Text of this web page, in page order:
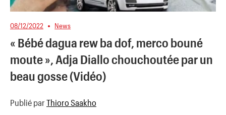
08/12/2022 News
« Bébé dagua rew ba dof, merco bouné
moute », Adja Diallo chouchoutée par un
beau gosse (Vidéo)
Publié par Thioro Saakho